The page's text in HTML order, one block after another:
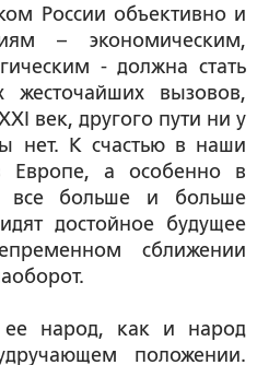
России объективно и
– экономическим,
- должна стать
жесточайших вызовов,
век, другого пути ни у
нет. К счастью в наши
а особенно в
все больше и больше
достойное будущее
сближении
народ, как и народ
положении.